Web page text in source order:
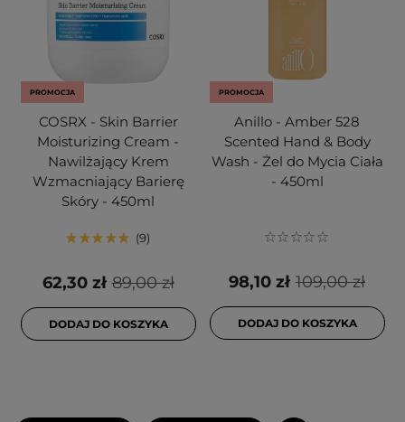
PROMOCJA
COSRX - Skin Barrier
Moisturizing Cream -
Nawilżający Krem
Wzmacniający Barierę
Skóry - 450ml
9
89,00 zł
62,30 zł
DODAJ DO KOSZYKA
PROMOCJA
Anillo - Amber 528
Scented Hand & Body
Wash - Żel do Mycia Ciała
- 450ml
109,00 zł
98,10 zł
DODAJ DO KOSZYKA